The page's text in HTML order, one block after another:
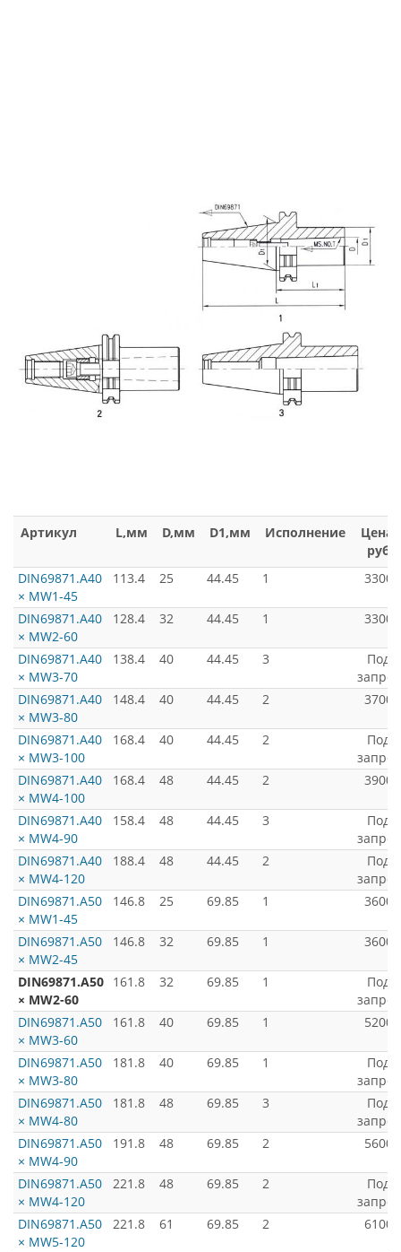
Артикул L,мм D,мм D1,мм Исполнение
Цена,
руб
DIN69871.А40
× MW1-45
113.4 25 44.45 1 3300
DIN69871.А40
× MW2-60
128.4 32 44.45 1 3300
DIN69871.А40
× MW3-70
138.4 40 44.45 3
Под
запрос
DIN69871.А40
× MW3-80
148.4 40 44.45 2 3700
DIN69871.А40
× MW3-100
168.4 40 44.45 2
Под
запрос
DIN69871.А40
× MW4-100
168.4 48 44.45 2 3900
DIN69871.А40
× MW4-90
158.4 48 44.45 3
Под
запрос
DIN69871.А40
× MW4-120
188.4 48 44.45 2
Под
запрос
DIN69871.А50
× MW1-45
146.8 25 69.85 1 3600
DIN69871.А50
× MW2-45
146.8 32 69.85 1 3600
DIN69871.А50
× MW2-60
161.8 32 69.85 1
Под
запрос
DIN69871.А50
× MW3-60
161.8 40 69.85 1 5200
DIN69871.А50
× MW3-80
181.8 40 69.85 1
Под
запрос
DIN69871.А50
× MW4-80
181.8 48 69.85 3
Под
запрос
DIN69871.А50
× MW4-90
191.8 48 69.85 2 5600
DIN69871.А50
× MW4-120
221.8 48 69.85 2
Под
запрос
DIN69871.А50
× MW5-120
221.8 61 69.85 2 6100